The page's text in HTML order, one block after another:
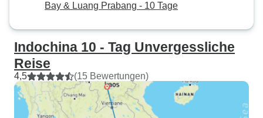
Bay & Luang Prabang - 10 Tage
Indochina 10 - Tag Unvergessliche
Reise
4,5 (15 Bewertungen)